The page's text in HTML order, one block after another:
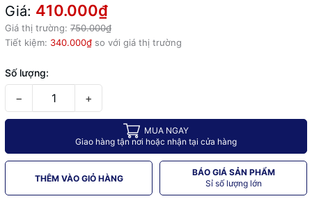
Giá: 410.000₫
Giá thị trường: 750.000₫
Tiết kiệm: 340.000₫ so với giá thị trường
Số lượng:
− +
MUA NGAY
Giao hàng tận nơi hoặc nhận tại cửa hàng
THÊM VÀO GIỎ HÀNG
BÁO GIÁ SẢN PHẨM
Sỉ số lượng lớn